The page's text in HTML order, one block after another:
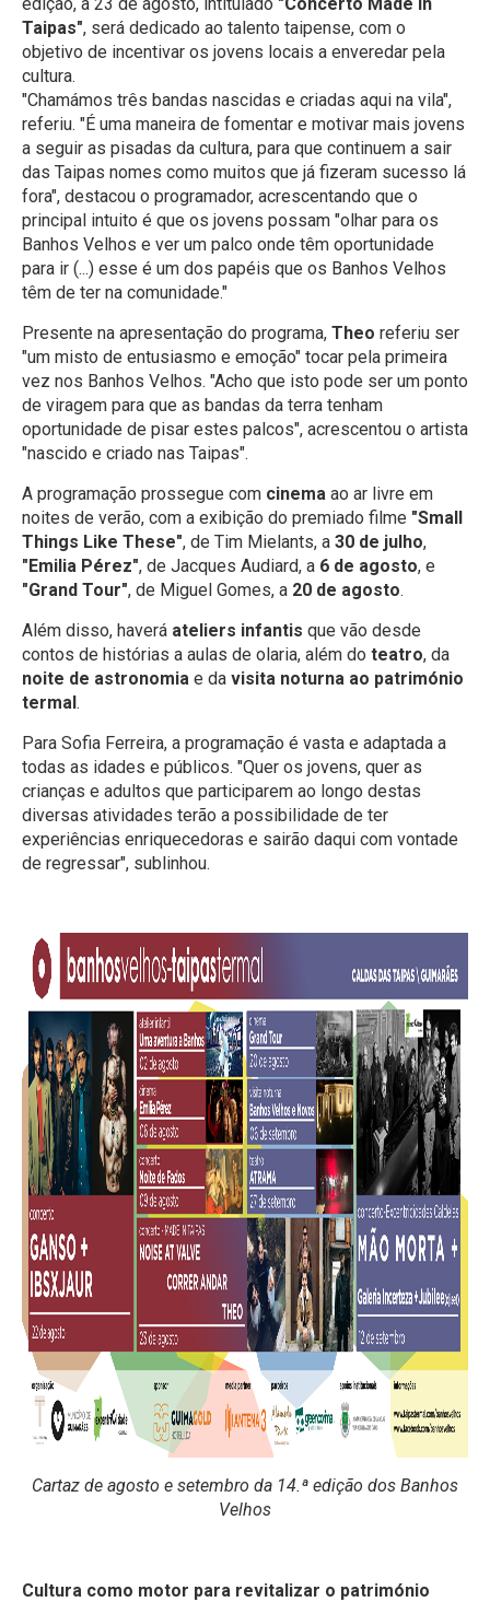
Taipas", será dedicado ao talento taipense, com o
objetivo de incentivar os jovens locais a enveredar pela
cultura.
"Chamámos três bandas nascidas e criadas aqui na vila",
referiu. "É uma maneira de fomentar e motivar mais jovens
a seguir as pisadas da cultura, para que continuem a sair
das Taipas nomes como muitos que já fizeram sucesso lá
fora", destacou o programador, acrescentando que o
principal intuito é que os jovens possam "olhar para os
Banhos Velhos e ver um palco onde têm oportunidade
para ir (...) esse é um dos papéis que os Banhos Velhos
têm de ter na comunidade."
Presente na apresentação do programa, Theo referiu ser
"um misto de entusiasmo e emoção" tocar pela primeira
vez nos Banhos Velhos. "Acho que isto pode ser um ponto
de viragem para que as bandas da terra tenham
oportunidade de pisar estes palcos", acrescentou o artista
"nascido e criado nas Taipas".
A programação prossegue com cinema ao ar livre em
noites de verão, com a exibição do premiado filme "Small
Things Like These", de Tim Mielants, a 30 de julho,
"Emilia Pérez", de Jacques Audiard, a 6 de agosto, e
"Grand Tour", de Miguel Gomes, a 20 de agosto.
Além disso, haverá ateliers infantis que vão desde
contos de histórias a aulas de olaria, além do teatro, da
noite de astronomia e da visita noturna ao património
termal.
Para Sofia Ferreira, a programação é vasta e adaptada a
todas as idades e públicos. "Quer os jovens, quer as
crianças e adultos que participarem ao longo destas
diversas atividades terão a possibilidade de ter
experiências enriquecedoras e sairão daqui com vontade
de regressar", sublinhou.
Cartaz de agosto e setembro da 14.ª edição dos Banhos
Velhos
Cultura como motor para revitalizar o património